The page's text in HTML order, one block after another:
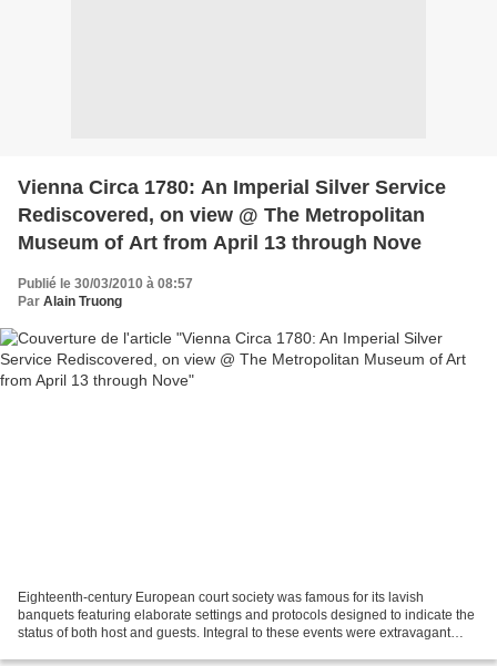
Vienna Circa 1780: An Imperial Silver Service
Rediscovered, on view @ The Metropolitan
Museum of Art from April 13 through Nove
Publié le 30/03/2010 à 08:57
Par Alain Truong
Eighteenth-century European court society was famous for its lavish
banquets featuring elaborate settings and protocols designed to indicate the
status of both host and guests. Integral to these events were extravagant